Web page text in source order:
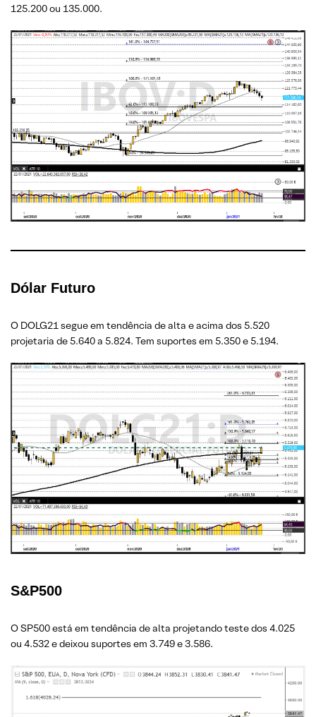
125.200 ou 135.000.
Dólar Futuro
O DOLG21 segue em tendência de alta e acima dos 5.520
projetaria de 5.640 a 5.824. Tem suportes em 5.350 e 5.194.
S&P500
O SP500 está em tendência de alta projetando teste dos 4.025
ou 4.532 e deixou suportes em 3.749 e 3.586.